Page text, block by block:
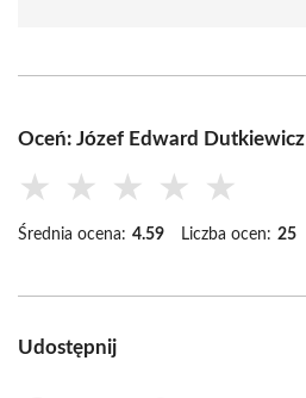
Oceń: Józef Edward Dutkiewicz
★ ★ ★ ★ ★
Średnia ocena: 4.59 Liczba ocen: 25
Udostępnij